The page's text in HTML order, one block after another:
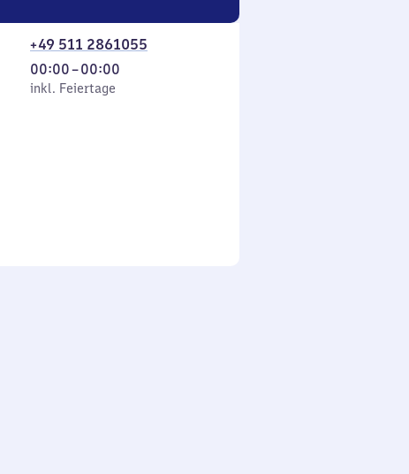
+49 511 2861055
Feiertage
00:00–00:00
Von
0
inkl. Feiertage